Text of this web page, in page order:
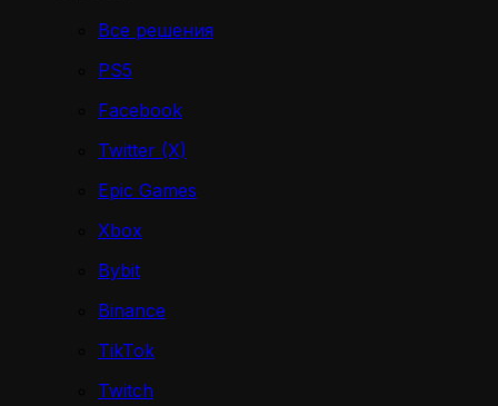
Все решения
PS5
Facebook
Twitter (X)
Epic Games
Xbox
Bybit
Binance
TikTok
Twitch